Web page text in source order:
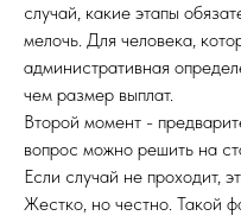
случай, какие этапы
мелочь. Для человека,
административная
чем размер выплат.
Второй момент -
вопрос можно решить на
Если случай не проходит,
Жестко, но честно. Такой